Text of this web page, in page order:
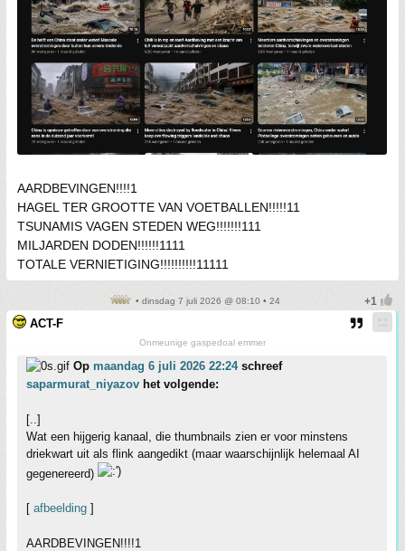
AARDBEVINGEN!!!!1
HAGEL TER GROOTTE VAN VOETBALLEN!!!!!11
TSUNAMIS VAGEN STEDEN WEG!!!!!!!111
MILJARDEN DODEN!!!!!!1111
TOTALE VERNIETIGING!!!!!!!!!!11111
• dinsdag 7 juli 2026 @ 08:10 • 24
ACT-F
Onmeunige gaspedoal emmer
Op maandag 6 juli 2026 22:24schreef
saparmurat_niyazov het volgende:
[..]
Wat een hijgerig kanaal, die thumbnails zien er voor minstens
driekwart uit als flink aangedikt (maar waarschijnlijk helemaal AI
gegenereerd)
[ afbeelding ]
AARDBEVINGEN!!!!1